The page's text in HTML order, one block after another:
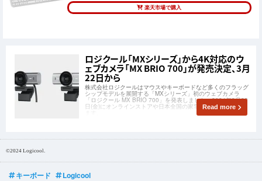
楽天市場で購入
ロジクール「MXシリーズ」から4K対応のウ
ェブカメラ「MX BRIO 700」が発売決定、3月
22日から
株式会社ロジクールはマウスやキーボードなど多くのフラッグ
シップモデルを展開する「MXシリーズ」初のウェブカメラ
「ロジクール MX BRIO 700」を発表しました。2024年3月22
日(金)にオンラインストアや日本全国の家電量販店で発売され
Read more
©2024 Logicool.
キーボード Logicool